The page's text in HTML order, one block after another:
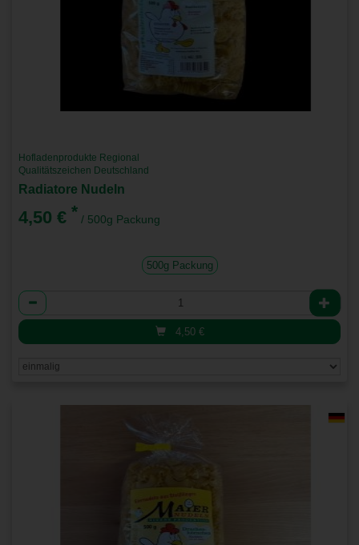
Hofladenprodukte Regional
Qualitätszeichen Deutschland
Radiatore Nudeln
4,50 € * / 500g Packung
500g Packung
Anzahl
4,50 €